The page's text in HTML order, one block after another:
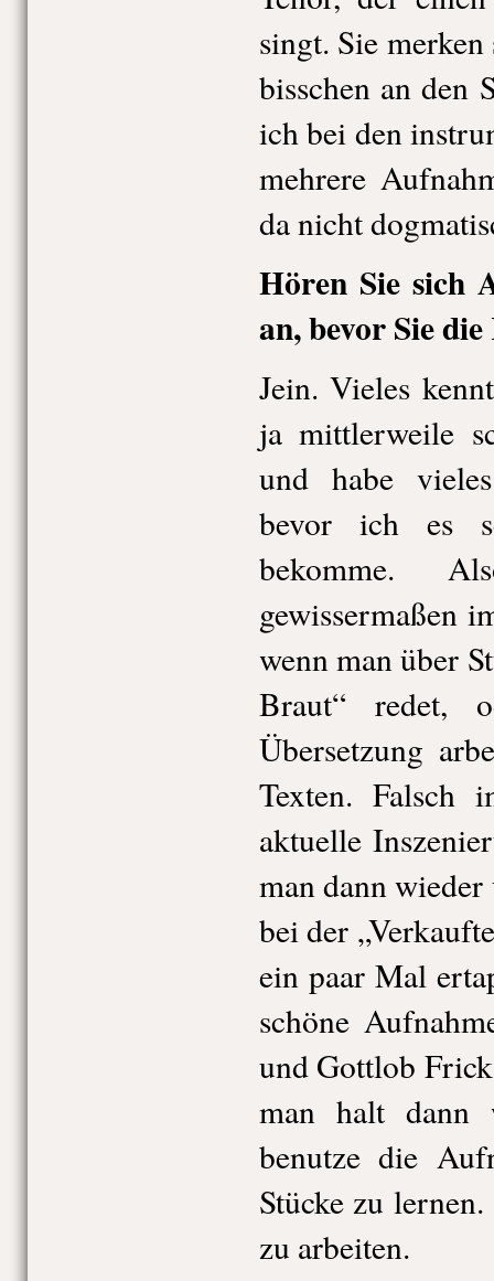
singt. Sie
bisschen an den
ich bei den
mehrere
da nicht
Hören Sie sich
an, bevor Sie
Jein. Vieles
ja mittlerweile
und habe
bevor ich es
bekomme.
gewissermaßen
wenn man über
Braut“ redet,
Übersetzung
Texten.
aktuelle
man dann
bei der
ein paar Mal
schöne
und Gottlob
man halt dann
benutze die
Stücke zu
zu arbeiten.